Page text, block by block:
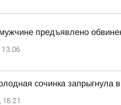
предъявлено
13:06
сочинка запрыгнула
18:21